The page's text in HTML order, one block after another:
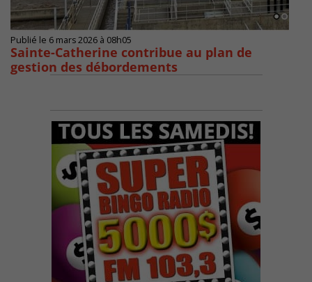
Publié le 6 mars 2026 à 08h05
Sainte-Catherine contribue au plan de
gestion des débordements